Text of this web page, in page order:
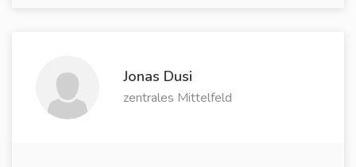
Jonas Dusi
zentrales Mittelfeld